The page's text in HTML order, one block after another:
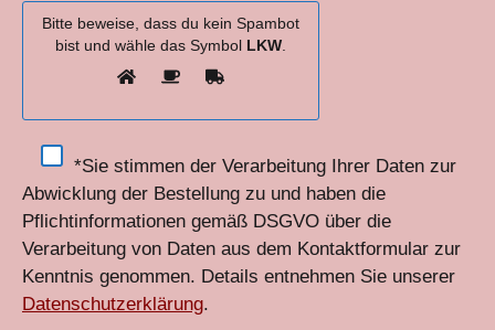
Bitte beweise, dass du kein Spambot
bist und wähle das Symbol LKW
*Sie stimmen der Verarbeitung Ihrer Daten zur
Abwicklung der Bestellung zu und haben die
Pflichtinformationen gemäß DSGVO über die
Verarbeitung von Daten aus dem Kontaktformular zur
Kenntnis genommen. Details entnehmen Sie unserer
Datenschutzerklärung.